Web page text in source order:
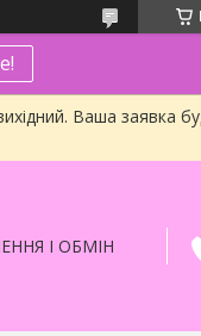
Ваша заявка
І ОБМІН